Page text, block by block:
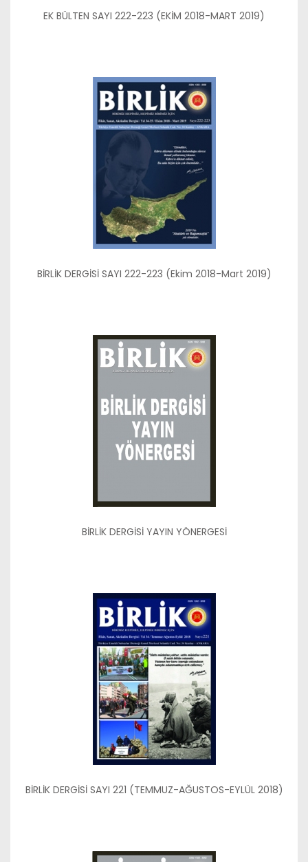
EK BÜLTEN SAYI 222-223 (EKİM 2018-MART 2019)
BİRLİK DERGİSİ SAYI 222-223 (Ekim 2018-Mart 2019)
BİRLİK DERGİSİ YAYIN YÖNERGESİ
BİRLİK DERGİSİ SAYI 221 (TEMMUZ-AĞUSTOS-EYLÜL 2018)